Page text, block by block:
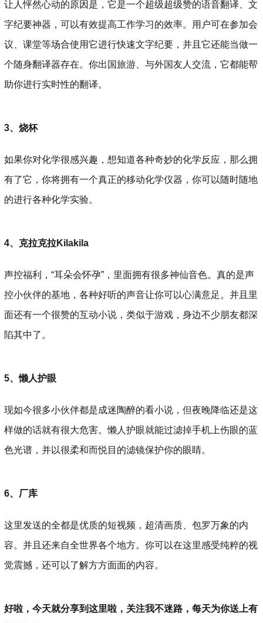
让人怦然心动的原因是，它是一个超级超级赞的语音翻译、文
字纪要神器，可以有效提高工作学习的效率。用户可在参加会
议、课堂等场合使用它进行快速文字纪要，并且它还能当做一
个随身翻译器存在。你出国旅游、与外国友人交流，它都能帮
助你进行实时性的翻译。
3、烧杯
如果你对化学很感兴趣，想知道各种奇妙的化学反应，那么拥
有了它，你将拥有一个真正的移动化学仪器，你可以随时随地
的进行各种化学实验。
4、克拉克拉Kilakila
声控福利，“耳朵会怀孕”，里面拥有很多神仙音色。真的是声
控小伙伴的基地，各种好听的声音让你可以心满意足。并且里
面还有一个很赞的互动小说，类似于游戏，身边不少朋友都深
陷其中了。
5、懒人护眼
现如今很多小伙伴都是成迷陶醉的看小说，但夜晚降临还是这
样做的话就有很大危害。懒人护眼就能过滤掉手机上伤眼的蓝
色光谱，并以很柔和而悦目的滤镜保护你的眼睛。
6、厂库
这里发送的全都是优质的短视频，超清画质、包罗万象的内
容。并且还来自全世界各个地方。你可以在这里感受纯粹的视
觉震撼，还可以了解方方面面的内容。
好啦，今天就分享到这里啦，关注我不迷路，每天为你送上有